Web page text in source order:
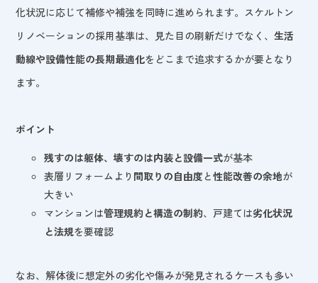
化状況に応じて補修や補強を同時に進められます。スケルトン
リノベーションの採用基準は、見た目の刷新だけでなく、生活
動線や設備性能の長期最適化をどこまで追求するかが要となり
ます。
ポイント
残すのは躯体、壊すのは内装と設備一式が基本
表層リフォームより 間取りの自由度 と性能改善の余地が
大きい
マンションは管理規約と構造の制約、戸建ては劣化状況
と法規を要確認
なお、解体後に想定外の劣化や傷みが発見されるケースも多い